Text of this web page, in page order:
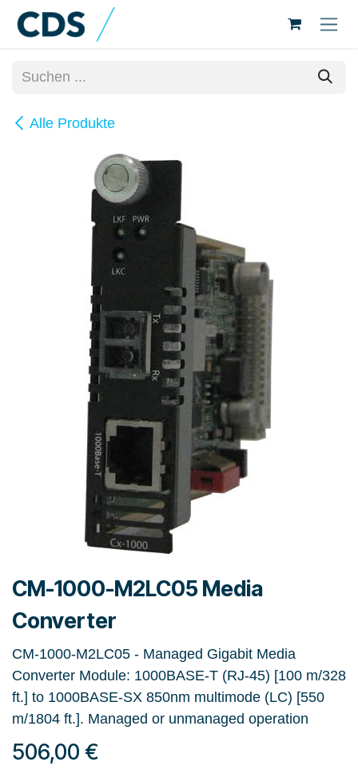
Zum Inhalt springen
Alle Produkte
CM-1000-M2LC05 Media
Converter
CM-1000-M2LC05 - Managed Gigabit Media
Converter Module: 1000BASE-T (RJ-45) [100 m/328
ft.] to 1000BASE-SX 850nm multimode (LC) [550
m/1804 ft.]. Managed or unmanaged operation
506,00 €